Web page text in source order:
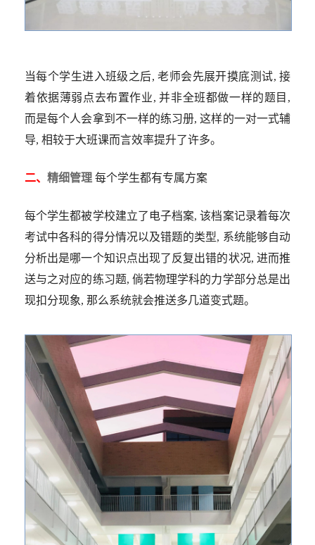
当每个学生进入班级之后, 老师会先展开摸底测试, 接
着依据薄弱点去布置作业, 并非全班都做一样的题目,
而是每个人会拿到不一样的练习册, 这样的一对一式辅
导, 相较于大班课而言效率提升了许多。
二、 精细管理 每个学生都有专属方案
每个学生都被学校建立了电子档案, 该档案记录着每次
考试中各科的得分情况以及错题的类型, 系统能够自动
分析出是哪一个知识点出现了反复出错的状况, 进而推
送与之对应的练习题, 倘若物理学科的力学部分总是出
现扣分现象, 那么系统就会推送多几道变式题。